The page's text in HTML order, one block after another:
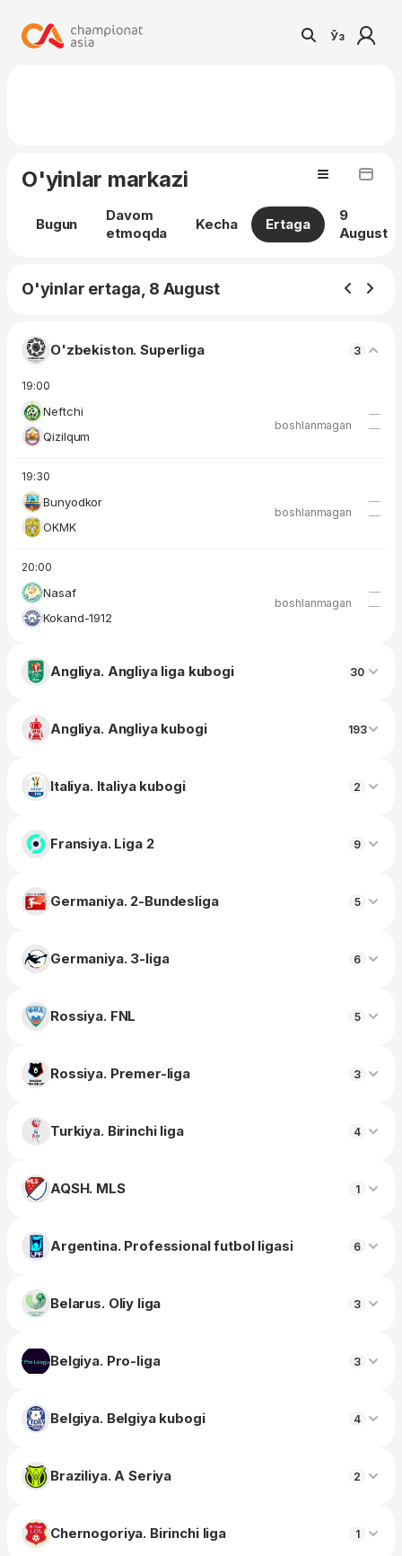
Ўз
O'yinlar markazi
Bugun
Davom
etmoqda
Kecha Ertaga
9
August
O'yinlar ertaga, 8 August
O'zbekiston. Superliga 3
19:00
Neftchi
Qizilqum
boshlanmagan
—
—
19:30
Bunyodkor
OKMK
boshlanmagan
—
—
20:00
Nasaf
Kokand-1912
boshlanmagan
—
—
Angliya. Angliya liga kubogi 30
Angliya. Angliya kubogi 193
Italiya. Italiya kubogi 2
Fransiya. Liga 2 9
Germaniya. 2-Bundesliga 5
Germaniya. 3-liga 6
Rossiya. FNL 5
Rossiya. Premer-liga 3
Turkiya. Birinchi liga 4
AQSH. MLS 1
Argentina. Professional futbol ligasi 6
Belarus. Oliy liga 3
Belgiya. Pro-liga 3
Belgiya. Belgiya kubogi 4
Braziliya. A Seriya 2
Chernogoriya. Birinchi liga 1